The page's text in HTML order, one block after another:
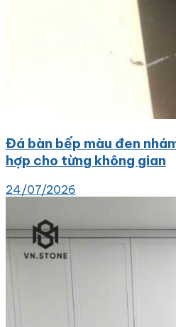
Đá bàn bếp màu đen
hợp cho từng không gian
24/07/2026